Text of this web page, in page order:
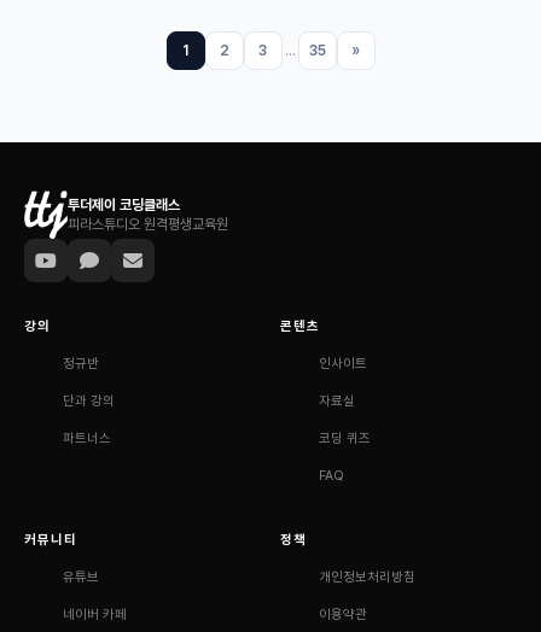
1 2 3 ... 35 »
투더제이 코딩클래스
피라스튜디오 원격평생교육원
강의
정규반
단과 강의
파트너스
콘텐츠
인사이트
자료실
코딩 퀴즈
FAQ
커뮤니티
유튜브
네이버 카페
정책
개인정보처리방침
이용약관